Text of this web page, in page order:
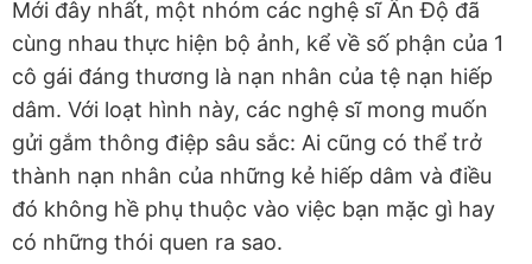
Mới đây nhất, một nhóm các nghệ sĩ Ấn Độ đã
cùng nhau thực hiện bộ ảnh, kể về số phận của 1
cô gái đáng thương là nạn nhân của tệ nạn hiếp
dâm. Với loạt hình này, các nghệ sĩ mong muốn
gửi gắm thông điệp sâu sắc: Ai cũng có thể trở
thành nạn nhân của những kẻ hiếp dâm và điều
đó không hề phụ thuộc vào việc bạn mặc gì hay
có những thói quen ra sao.